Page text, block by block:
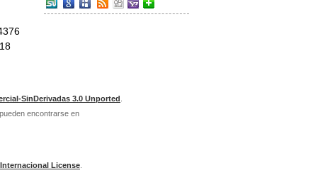
SinDerivadas 3.0 Unported
encontrarse en
License